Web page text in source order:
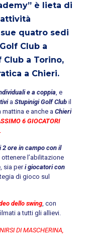
è lieta di
quatro sedi
Club a
Club a Torino,
a Chieri.
e a coppia, e
a Stupinigi Golf Clubil
e anche a Chieri
6 GIOCATORI
2 ore in campo con il
l’abilitazione
sia peri giocatori con
di gioco sul
dello swing, con
a tutti gli allievi.
DI MASCHERINA,